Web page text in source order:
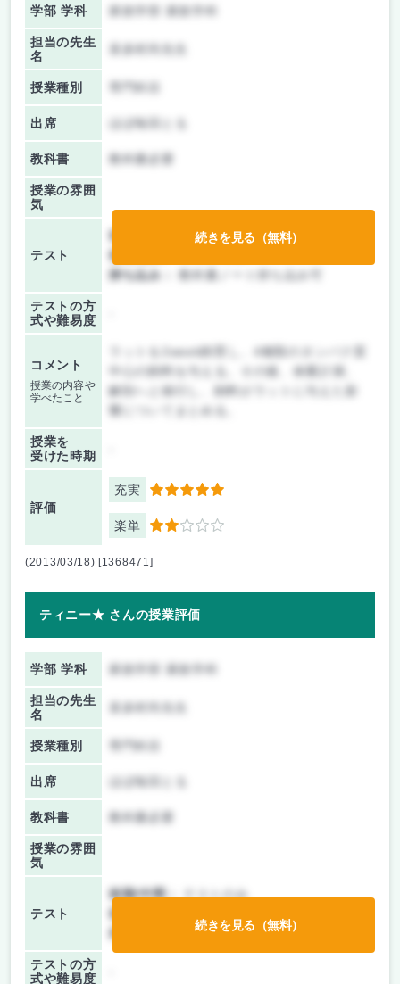
学部 学科
担当の先生
名
授業種別
出席 ほぼ毎回とる
教科書 教科書必要
授業の雰囲
気
テスト
前期/中間：
テスト・レポート両方なし
後期/期末：
持ち込み：
教科書ノート持ち込み可
テストの方
式や難易度
コメント
授業の内容や
学べたこと
ラットを2week飼育し、4種類のタンパク質
中心の飼料を与える。その後、体重計測、
解剖へと移行し、飼料がラットに与えた影
授業を
受けた時期
評価
充実 5
楽単 2
続きを見る（無料）
(2013/03/18) [1368471]
ティニー★ さんの授業評価
学部 学科
担当の先生
名
授業種別
出席 ほぼ毎回とる
教科書 教科書必要
授業の雰囲
気
テスト
前期/中間：
後期/期末：
教科書ノート持ち込み可
テストの方
式や難易度
続きを見る（無料）